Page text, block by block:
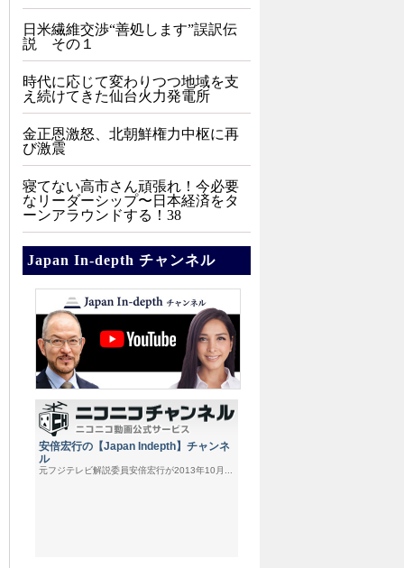
日米繊維交渉“善処します”誤訳伝
説 その１
時代に応じて変わりつつ地域を支
え続けてきた仙台火力発電所
金正恩激怒、北朝鮮権力中枢に再
び激震
寝てない高市さん頑張れ！今必要
なリーダーシップ〜日本経済をタ
ーンアラウンドする！38
Japan In-depth チャンネル